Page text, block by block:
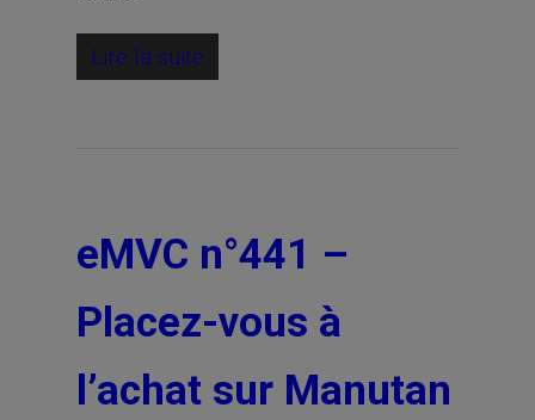
Lire la suite
eMVC n°441 –
Placez-vous à
l’achat sur Manutan